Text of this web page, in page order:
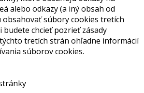
alebo odkazy (a iný obsah od
súbory cookies tretích
budete chcieť pozrieť zásady
tretích strán ohľadne informácií
súborov cookies.